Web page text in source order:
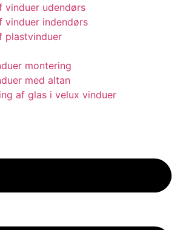
vinduer udendørs
vinduer indendørs
plastvinduer
montering
med altan
af glas i velux vinduer